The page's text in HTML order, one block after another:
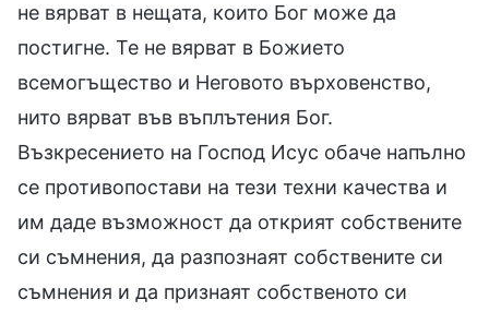
не вярват в нещата, които Бог може да
постигне. Те не вярват в Божието
всемогъщество и Неговото върховенство,
нито вярват във въплътения Бог.
Възкресението на Господ Исус обаче напълно
се противопостави на тези техни качества и
им даде възможност да открият собствените
си съмнения, да разпознаят собствените си
съмнения и да признаят собственото си